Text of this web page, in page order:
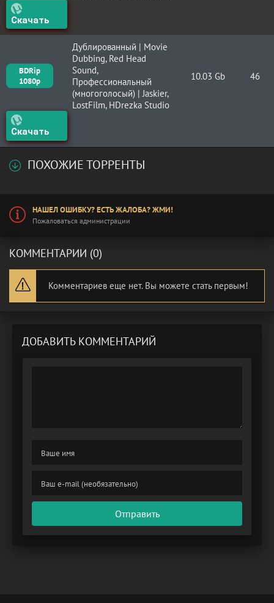
Скачать
BDRip
1080p
Дублированный | Movie
Dubbing, Red Head
Sound,
Профессиональный
(многоголосый) | Jaskier,
LostFilm, HDrezka Studio
10.03 Gb 46
Скачать
ПОХОЖИЕ ТОРРЕНТЫ
НАШЕЛ ОШИБКУ? ЕСТЬ ЖАЛОБА? ЖМИ!
Пожаловаться администрации
КОММЕНТАРИИ (0)
Комментариев еще нет. Вы можете стать первым!
ДОБАВИТЬ КОММЕНТАРИЙ
Отправить